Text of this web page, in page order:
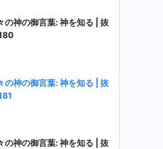
の神の御言葉: 神を知る | 抜
の神の御言葉: 神を知る | 抜
の神の御言葉: 神を知る | 抜